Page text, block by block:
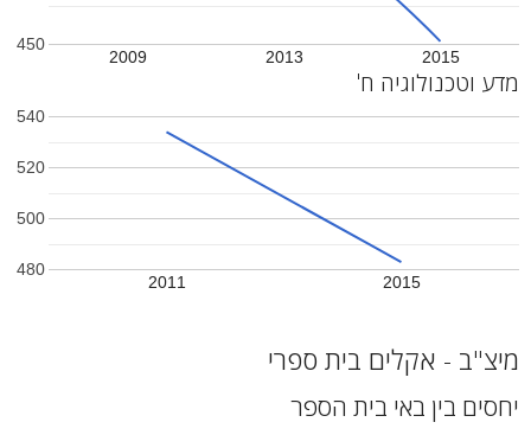
2009 2013 2015
450
מדע וטכנולוגיה ח'
2011 2015
480
500
520
540
מיצ"ב - אקלים בית ספרי
יחסים בין באי בית הספר